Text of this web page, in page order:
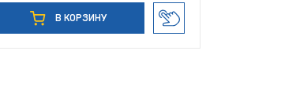
В КОРЗИНУ